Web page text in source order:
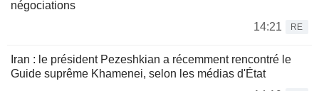
négociations
14:21
RE
Iran : le président Pezeshkian a récemment rencontré le
Guide suprême Khamenei, selon les médias d'État